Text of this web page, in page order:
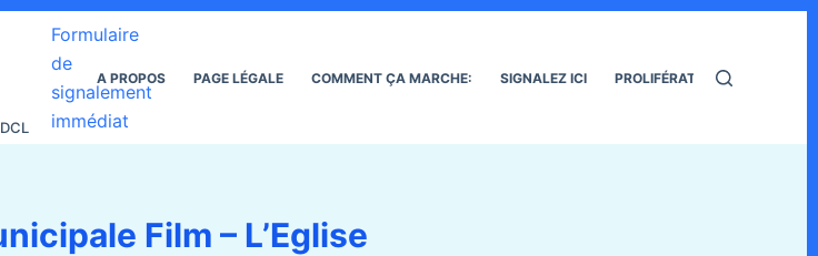
Formulaire
de
signalement
immédiat
A PROPOS PAGE LÉGALE COMMENT ÇA MARCHE: SIGNALEZ ICI PROLIFÉRATION DES RATS
Film – L’Eglise